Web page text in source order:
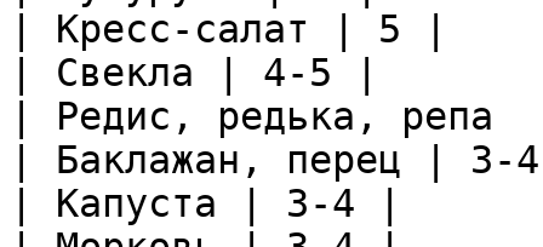
| Кресс-салат | 5 |
| Свекла | 4-5 |
| Редис, редька, репа
| Баклажан, перец | 3-
| Капуста | 3-4 |